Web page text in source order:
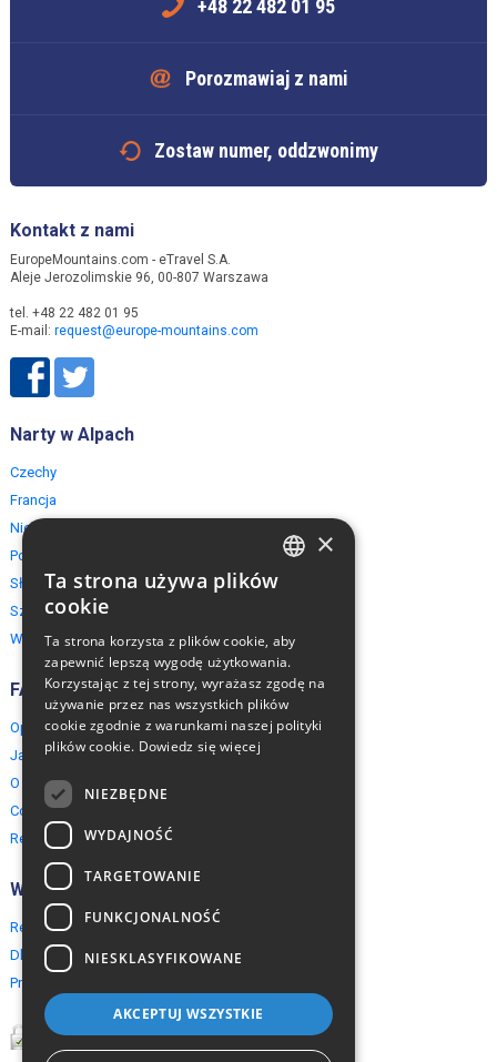
+48 22 482 01 95
Porozmawiaj z nami
Zostaw numer, oddzwonimy
Kontakt z nami
EuropeMountains.com - eTravel S.A.
Aleje Jerozolimskie 96, 00-807 Warszawa
tel. +48 22 482 01 95
E-mail: request@europe-mountains.com
Narty w Alpach
Czechy
Francja
Niemcy
Polska
Słowacja
Szwajcaria
Włochy
FAQ
Opinie naszych klientów
Jak rezerwować?
O EuropeMountains.com
Cookies, Prywatność, Bezpieczeństwo
Regulamin
Współpraca
Rezerwacja grupowa
Dla agentów turystycznych
Program partnerski
×
Ta strona używa plików
cookie
Ta strona korzysta z plików cookie, aby
zapewnić lepszą wygodę użytkowania.
Korzystając z tej strony, wyrażasz zgodę na
używanie przez nas wszystkich plików
cookie zgodnie z warunkami naszej polityki
plików cookie. Dowiedz się więcej
NIEZBĘDNE
WYDAJNOŚĆ
TARGETOWANIE
FUNKCJONALNOŚĆ
NIESKLASYFIKOWANE
AKCEPTUJ WSZYSTKIE